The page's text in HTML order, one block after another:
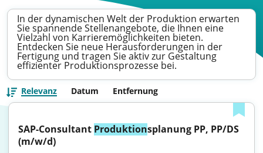
In der dynamischen Welt der Produktion erwarten
Sie spannende Stellenangebote, die Ihnen eine
Vielzahl von Karrieremöglichkeiten bieten.
Entdecken Sie neue Herausforderungen in der
Fertigung und tragen Sie aktiv zur Gestaltung
effizienter Produktionsprozesse bei.
Relevanz Datum Entfernung
SAP-Consultant Produktionsplanung PP, PP/DS
(m/w/d)